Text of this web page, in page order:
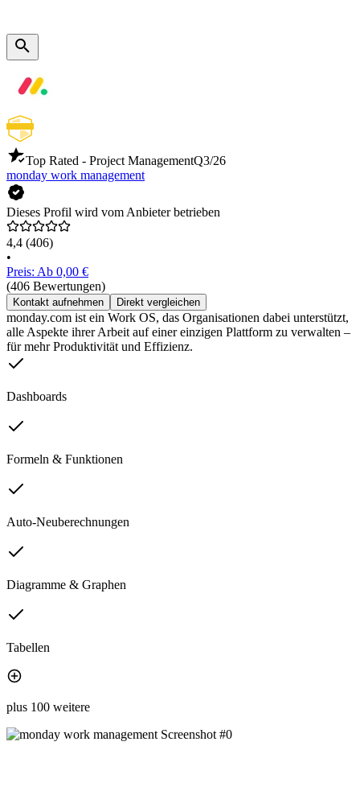
Top Rated - Project ManagementQ3/26
monday work management
Dieses Profil wird vom Anbieter betrieben
4,4 (406)
•
Preis: Ab 0,00 €
(406 Bewertungen)
Kontakt aufnehmen Direkt vergleichen
monday.com ist ein Work OS, das Organisationen dabei unterstützt,
alle Aspekte ihrer Arbeit auf einer einzigen Plattform zu verwalten –
für mehr Produktivität und Effizienz.
Dashboards
Formeln & Funktionen
Auto-Neuberechnungen
Diagramme & Graphen
Tabellen
plus 100 weitere